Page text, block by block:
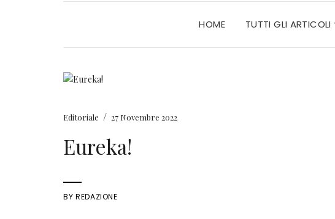
HOME TUTTI GLI ARTICOLI
Editoriale / 27 Novembre 2022
Eureka!
BYREDAZIONE